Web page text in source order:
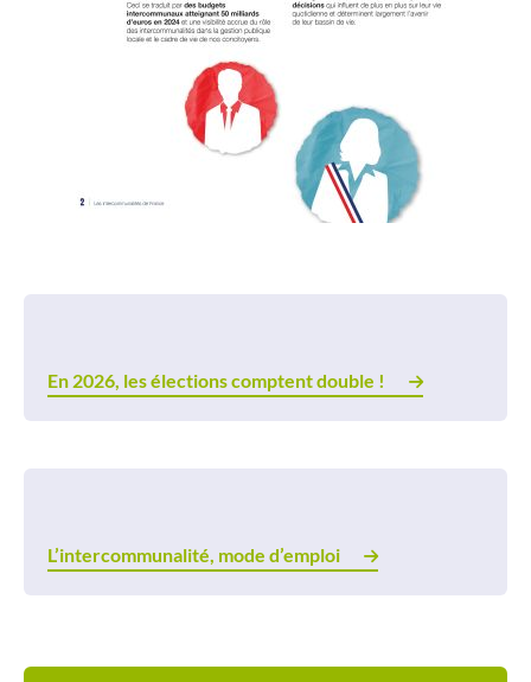
En 2026, les élections comptent double !
L’intercommunalité, mode d’emploi